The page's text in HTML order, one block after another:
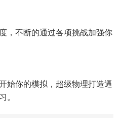
，不断的通过各项挑战加强你
始你的模拟，超级物理打造逼
。